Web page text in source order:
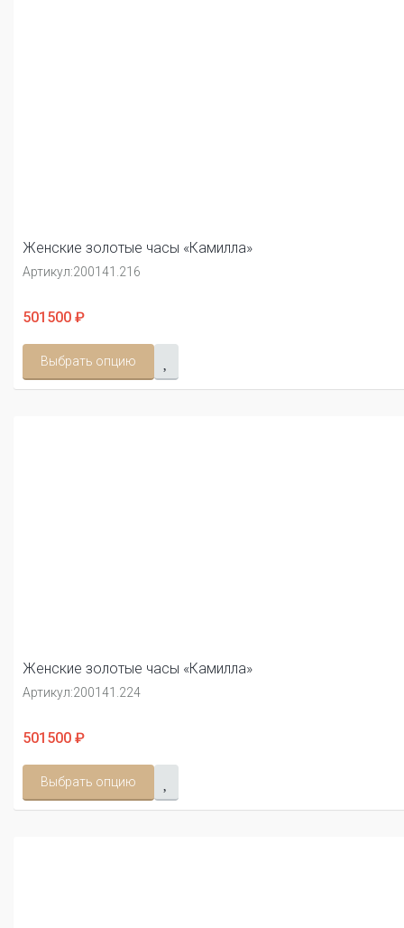
Женские золотые часы «Камилла»
Артикул:200141.216
501500 ₽
Выбрать опцию
Женские золотые часы «Камилла»
Артикул:200141.224
501500 ₽
Выбрать опцию